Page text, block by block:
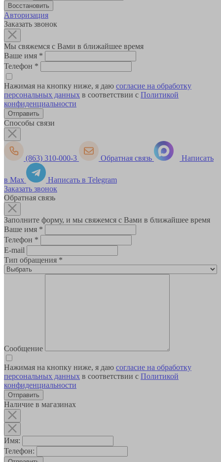
Авторизация
Заказать звонок
Мы свяжемся с Вами в ближайшее время
Ваше имя *
Телефон *
Нажимая на кнопку ниже, я даю согласие на обработку
персональных данных в соответствии с Политикой
конфиденциальности
Способы связи
(863) 310-000-3 Обратная связь Написать
в Max
Написать в Telegram
Заказать звонок
Обратная связь
Заполните форму, и мы свяжемся с Вами в ближайшее время
Ваше имя *
Телефон *
E-mail
Тип обращения *
Сообщение
Нажимая на кнопку ниже, я даю согласие на обработку
персональных данных в соответствии с Политикой
конфиденциальности
Наличие в магазинах
Имя:
Телефон: